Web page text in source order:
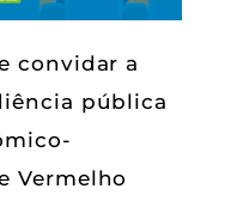
convidar a
pública
Vermelho